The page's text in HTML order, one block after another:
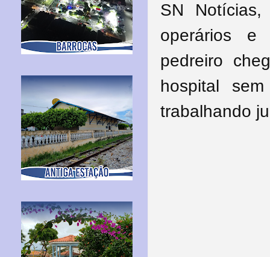
SN
operários e
pedreiro
hospital
trabalhando